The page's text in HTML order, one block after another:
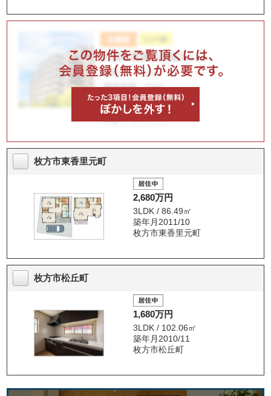
枚方市東香里元町
2,680万円
3LDK / 86.49㎡
築年月2011/10
枚方市東香里元町
枚方市松丘町
1,680万円
3LDK / 102.06㎡
築年月2010/11
枚方市松丘町